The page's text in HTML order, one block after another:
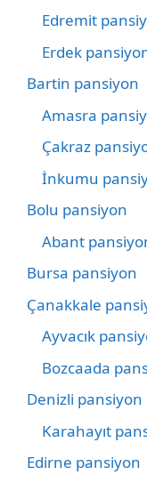
Edremit
Erdek
Bartin pansiyon
Amasra
Çakraz
İnkumu
Bolu pansiyon
Abant
Bursa pansiyon
Çanakkale
Ayvacık
Bozcaada
Denizli pansiyon
Karahayıt
Edirne pansiyon